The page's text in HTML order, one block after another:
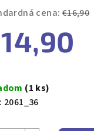
cena: €16,90
(1 ks)
2061_36